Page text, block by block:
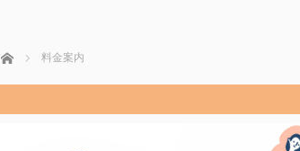
ホーム 料金案内